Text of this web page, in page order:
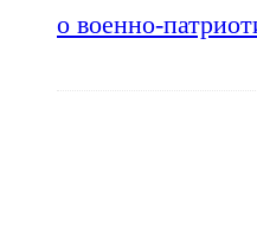
о военно-